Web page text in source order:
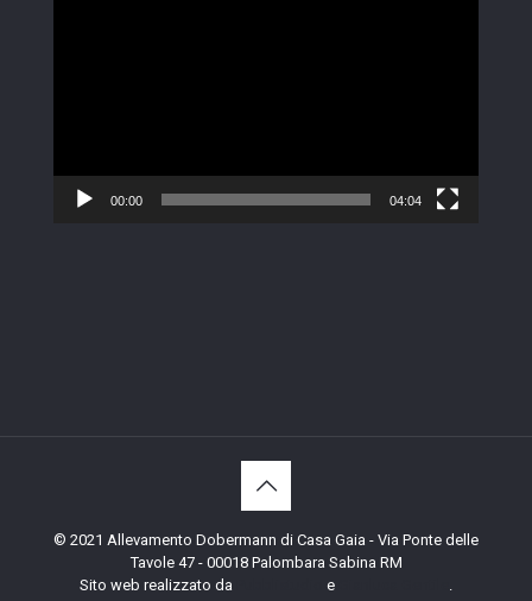
00:00 04:04
© 2021 Allevamento Dobermann di Casa Gaia - Via Ponte delle
Tavole 47 - 00018 Palombara Sabina RM
Sito web realizzato da
e .